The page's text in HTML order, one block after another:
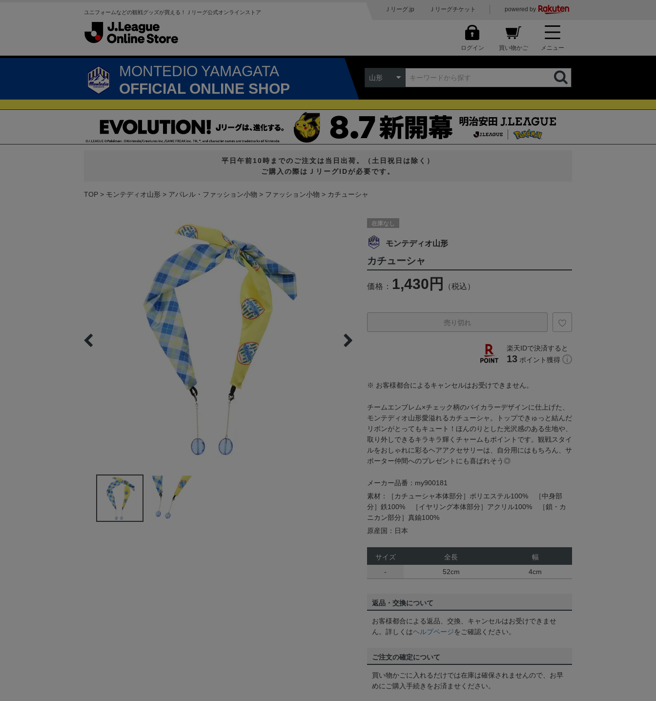
ユニフォームなどの観戦グッズが買える！Ｊリーグ公式オンラインストア Ｊリーグ.jp Ｊリーグチケット powered by
ログイン 買い物かご メニュー
MONTEDIO YAMAGATA
OFFICIAL ONLINE SHOP
山形
平日午前10時までのご注文は当日出荷。（土日祝日は除く）
ご購入の際はＪリーグIDが必要です。
TOP モンテディオ山形 アパレル・ファッション小物 ファッション小物 カチューシャ
在庫なし
モンテディオ山形
カチューシャ
価格： 1,430円 （税込）
売り切れ
楽天IDで決済すると
13 ポイント獲得
※ お客様都合によるキャンセルはお受けできません。
チームエンブレム×チェック柄のバイカラーデザインに仕上げた、
モンテディオ山形愛溢れるカチューシャ。トップできゅっと結んだ
リボンがとってもキュート！ほんのりとした光沢感のある生地や、
取り外しできるキラキラ輝くチャームもポイントです。観戦スタイ
ルをおしゃれに彩るヘアアクセサリーは、自分用にはもちろん、サ
ポーター仲間へのプレゼントにも喜ばれそう◎
メーカー品番：my900181
素材：［カチューシャ本体部分］ポリエステル100% ［中身部
分］鉄100% ［イヤリング本体部分］アクリル100% ［鎖・カ
ニカン部分］真鍮100%
原産国：日本
サイズ 全長
幅
-
52cm 4cm
返品・交換について
お客様都合による返品、交換、キャンセルはお受けできませ
ん。詳しくはヘルプページをご確認ください。
ご注文の確定について
買い物かごに入れるだけでは在庫は確保されませんので、お早
めにご購入手続きをお済ませください。